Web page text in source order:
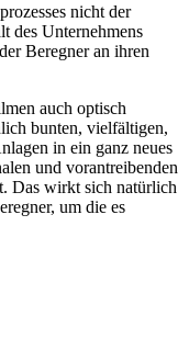
nicht der
des Unternehmens
Beregner an ihren
auch optisch
bunten, vielfältigen,
in ein ganz neues
und vorantreibenden
Das wirkt sich natürlich
um die es